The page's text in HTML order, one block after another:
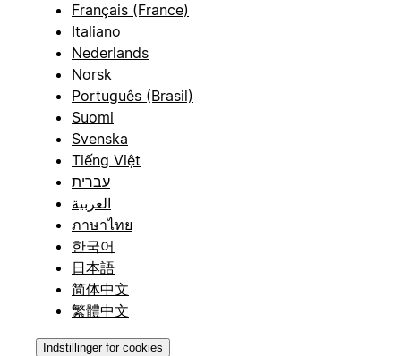
Français (France)
Italiano
Nederlands
Norsk
Português (Brasil)
Suomi
Svenska
Tiếng Việt
עברית
العربية
ภาษาไทย
한국어
日本語
简体中文
繁體中文
Indstillinger for cookies